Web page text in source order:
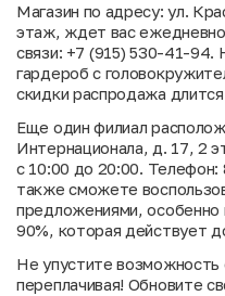
Магазин по адресу: ул.
этаж, ждет вас
связи: +7 (915) 530-41-94.
гардероб с
скидки распродажа
Еще один филиал
Интернационала, д. 17, 2
с 10:00 до 20:00.
также сможете
предложениями, особенно
90%, которая действует
Не упустите возможность
переплачивая! Обновите